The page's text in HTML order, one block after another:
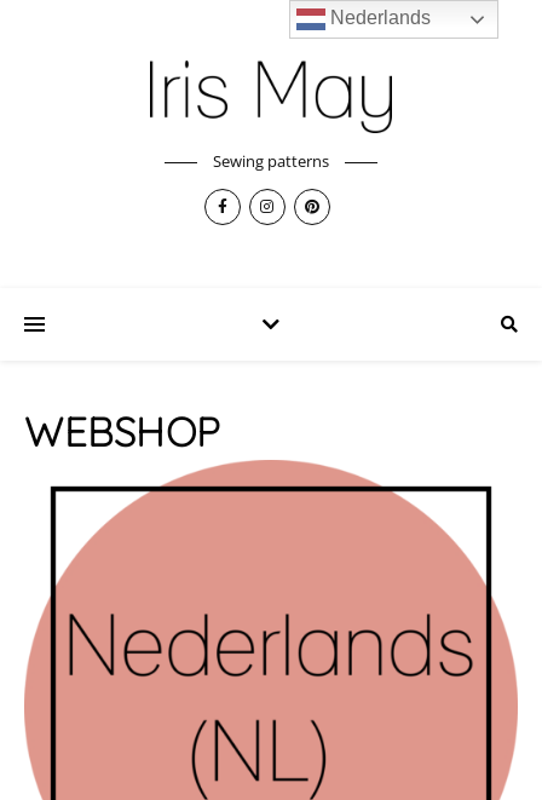
Sewing patterns
WEBSHOP
Nederlands